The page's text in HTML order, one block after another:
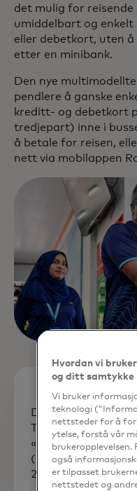
det mulig for reisende
umiddelbart og enkelt
eller debetkort, uten
etter en minibank.
Den nye
pendlere å ganske
kreditt- og debetkort
tredjepart) inne i
å betale for reisen,
nett via mobilappen
Dette
Transport
«Best Smart
(<200 000 daglige
2024.
Hvordan vi
og ditt samtykke
Vi bruker
teknologi
nettsteder for å
ytelse, forstå vår
brukeropplevelsen.
også
er tilpasset
nettstedet og